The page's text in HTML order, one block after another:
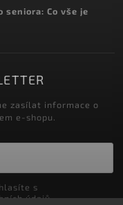
seniora: Co vše je
zasílat informace o
e-shopu.
údajů